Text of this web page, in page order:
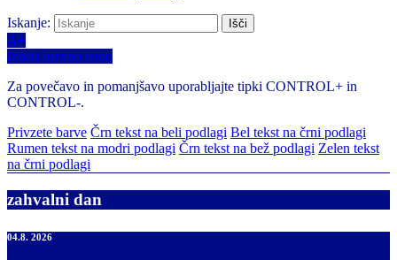
Iskanje:
A+
Izberi barvno temo
Za povečavo in pomanjšavo uporabljajte tipki CONTROL+ in
CONTROL-.
Privzete barve Črn tekst na beli podlagi Bel tekst na črni podlagi
Rumen tekst na modri podlagi Črn tekst na bež podlagi Zelen tekst
na črni podlagi
zahvalni dan
04.8. 2026